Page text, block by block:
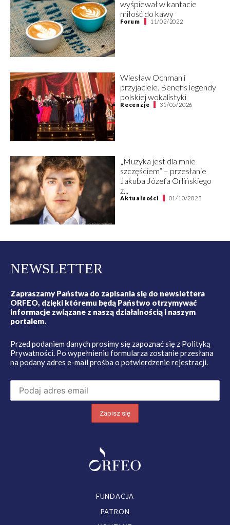
wyśpiewał w kantacie
miłość do kawy
Forum 11/02/2022
Wiesław Ochman i
przyjaciele. Benefis legendy
polskiej wokalistyki
Recenzje 31/05/2026
„Muzyka jest dla mnie
szczęściem” – przesłanie
Jakuba Józefa Orlińskiego
z...
Aktualności 01/10/2023
NEWSLETTER
Zapraszamy Państwa do zapisania się do newslettera
ORFEO, dzięki któremu będą Państwo otrzymywać
informacje związane z naszą działalnością i naszym
portalem.
Przed podaniem danych prosimy się zapoznać się z Polityką
Prywatności . Po wypełnieniu formularza zostanie przesłana
na podany adres e-mail prośba o potwierdzenie rejestracji.
FUNDACJA
PATRON